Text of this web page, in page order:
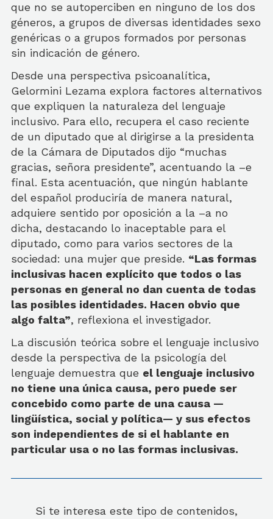
que no se autoperciben en ninguno de los dos
géneros, a grupos de diversas identidades sexo
genéricas o a grupos formados por personas
sin indicación de género.
Desde una perspectiva psicoanalítica,
Gelormini Lezama explora factores alternativos
que expliquen la naturaleza del lenguaje
inclusivo. Para ello, recupera el caso reciente
de un diputado que al dirigirse a la presidenta
de la Cámara de Diputados dijo “muchas
gracias, señora presidente”, acentuando la –e
final. Esta acentuación, que ningún hablante
del español produciría de manera natural,
adquiere sentido por oposición a la –a no
dicha, destacando lo inaceptable para el
diputado, como para varios sectores de la
sociedad: una mujer que preside. “Las formas
inclusivas hacen explícito que todos o las
personas en general no dan cuenta de todas
las posibles identidades. Hacen obvio que
algo falta”, reflexiona el investigador.
La discusión teórica sobre el lenguaje inclusivo
desde la perspectiva de la psicología del
lenguaje demuestra que el lenguaje inclusivo
no tiene una única causa, pero puede ser
concebido como parte de una causa —
lingüística, social y política— y sus efectos
son independientes de si el hablante en
particular usa o no las formas inclusivas.
Si te interesa este tipo de contenidos,